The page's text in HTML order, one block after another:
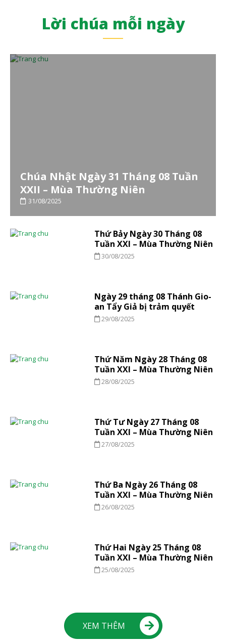
Lời chúa mỗi ngày
Chúa Nhật Ngày 31 Tháng 08 Tuần
XXII – Mùa Thường Niên
31/08/2025
Thứ Bảy Ngày 30 Tháng 08
Tuần XXI – Mùa Thường Niên
30/08/2025
Ngày 29 tháng 08 Thánh Gio-
an Tẩy Giả bị trảm quyết
29/08/2025
Thứ Năm Ngày 28 Tháng 08
Tuần XXI – Mùa Thường Niên
28/08/2025
Thứ Tư Ngày 27 Tháng 08
Tuần XXI – Mùa Thường Niên
27/08/2025
Thứ Ba Ngày 26 Tháng 08
Tuần XXI – Mùa Thường Niên
26/08/2025
Thứ Hai Ngày 25 Tháng 08
Tuần XXI – Mùa Thường Niên
25/08/2025
XEM THÊM